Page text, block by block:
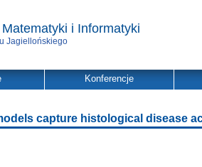
Matematyki i Informatyki
Jagiellońskiego
Konferencje
capture histological disease